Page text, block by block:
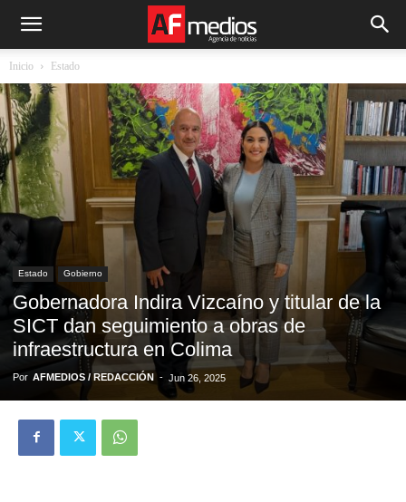
Inicio Estado
Estado Gobierno
Gobernadora Indira Vizcaíno y titular de la
SICT dan seguimiento a obras de
infraestructura en Colima
Por AFMEDIOS / REDACCIÓN - Jun 26, 2025